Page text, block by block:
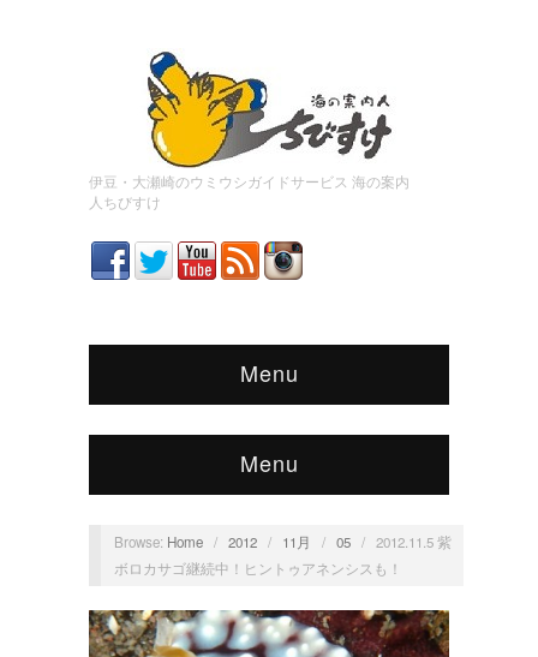
伊豆・大瀬崎のウミウシガイドサービス 海の案内
人ちびすけ
Menu
Menu
Browse: Home / 2012 / 11月 / 05 /
2012.11.5 紫
ボロカサゴ継続中！ヒントゥアネンシスも！